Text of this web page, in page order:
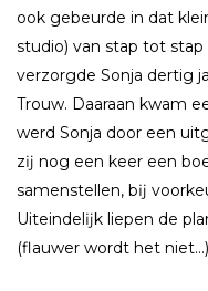
ook gebeurde in dat
studio) van stap tot
verzorgde Sonja dertig
Trouw. Daaraan kwam
werd Sonja door een
zĳ nog een keer een
samenstellen, bĳ
Uiteindelĳk liepen de
(flauwer wordt het